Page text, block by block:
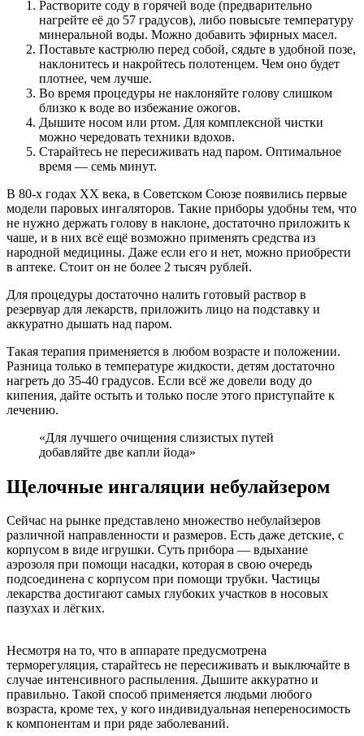
Растворите соду в горячей воде (предварительно
нагрейте её до 57 градусов), либо повысьте температуру
минеральной воды. Можно добавить эфирных масел.
Поставьте кастрюлю перед собой, сядьте в удобной позе,
наклонитесь и накройтесь полотенцем. Чем оно будет
плотнее, чем лучше.
Во время процедуры не наклоняйте голову слишком
близко к воде во избежание ожогов.
Дышите носом или ртом. Для комплексной чистки
можно чередовать техники вдохов.
Старайтесь не пересиживать над паром. Оптимальное
время — семь минут.
В 80-х годах ХХ века, в Советском Союзе появились первые
модели паровых ингаляторов. Такие приборы удобны тем, что
не нужно держать голову в наклоне, достаточно приложить к
чаше, и в них всё ещё возможно применять средства из
народной медицины. Даже если его и нет, можно приобрести
в аптеке. Стоит он не более 2 тысяч рублей.
Для процедуры достаточно налить готовый раствор в
резервуар для лекарств, приложить лицо на подставку и
аккуратно дышать над паром.
Такая терапия применяется в любом возрасте и положении.
Разница только в температуре жидкости, детям достаточно
нагреть до 35-40 градусов. Если всё же довели воду до
кипения, дайте остыть и только после этого приступайте к
лечению.
«Для лучшего очищения слизистых путей
добавляйте две капли йода»
Щелочные ингаляции небулайзером
Сейчас на рынке представлено множество небулайзеров
различной направленности и размеров. Есть даже детские, с
корпусом в виде игрушки. Суть прибора — вдыхание
аэрозоля при помощи насадки, которая в свою очередь
подсоединена с корпусом при помощи трубки. Частицы
лекарства достигают самых глубоких участков в носовых
пазухах и лёгких.
Несмотря на то, что в аппарате предусмотрена
терморегуляция, старайтесь не пересиживать и выключайте в
случае интенсивного распыления. Дышите аккуратно и
правильно. Такой способ применяется людьми любого
возраста, кроме тех, у кого индивидуальная непереносимость
к компонентам и при ряде заболеваний.